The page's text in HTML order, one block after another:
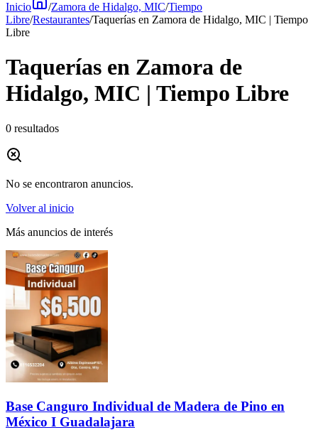
Inicio /Zamora de Hidalgo, MIC/Tiempo
Libre/Restaurantes/Taquerías en Zamora de Hidalgo, MIC | Tiempo
Libre
Taquerías en Zamora de
Hidalgo, MIC | Tiempo Libre
0 resultados
No se encontraron anuncios.
Volver al inicio
Más anuncios de interés
Base Canguro Individual de Madera de Pino en
México I Guadalajara